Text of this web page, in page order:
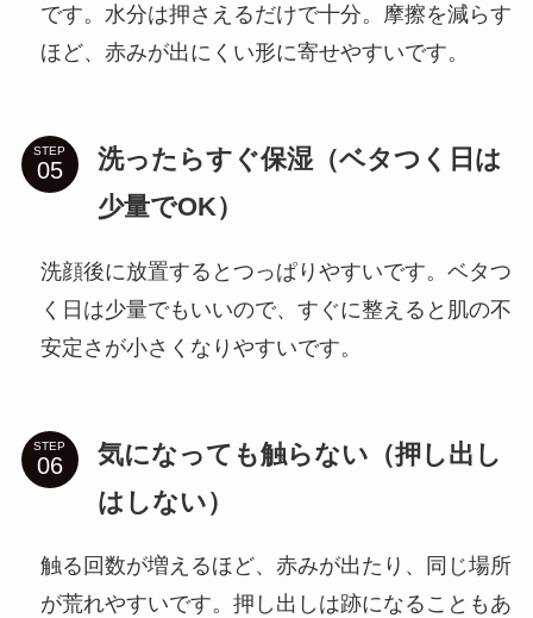
です。水分は押さえるだけで十分。摩擦を減らす
ほど、赤みが出にくい形に寄せやすいです。
STEP
洗ったらすぐ保湿（ベタつく日は
少量でOK）
洗顔後に放置するとつっぱりやすいです。ベタつ
く日は少量でもいいので、すぐに整えると肌の不
安定さが小さくなりやすいです。
STEP
気になっても触らない（押し出し
はしない）
触る回数が増えるほど、赤みが出たり、同じ場所
が荒れやすいです。押し出しは跡になることもあ